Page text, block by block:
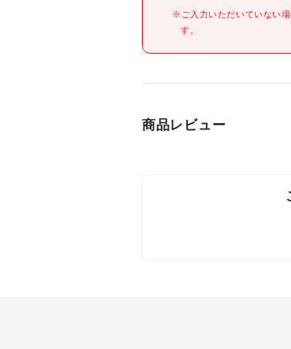
原産国
※ご入力いただいていない
す。
商品レビュー